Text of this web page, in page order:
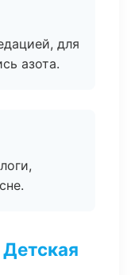
для
азота.